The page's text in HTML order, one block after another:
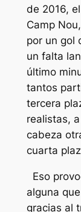
de 2016,
Camp
por un gol
un falta
último
tantos
tercera
realistas,
cabeza
cuarta
Eso
alguna
gracias al